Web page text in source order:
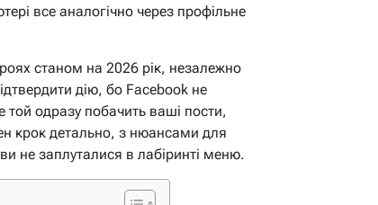
все аналогічно через профільне
станом на 2026 рік, незалежно
дію, бо Facebook не
той одразу побачить ваші пости,
крок детально, з нюансами для
не заплуталися в лабіринті меню.